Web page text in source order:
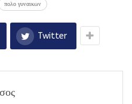
πολο γυναικων
Twitter